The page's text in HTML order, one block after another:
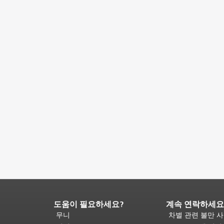
페
이
도움이 필요하세요?
무니
계속 연락하세요
차별 관련 불만